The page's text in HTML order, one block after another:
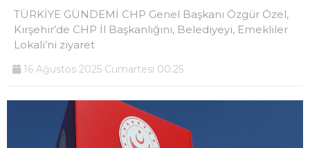
TÜRKİYE GÜNDEMİ CHP Genel Başkanı Özgür Özel,
Kırşehir’de CHP İl Başkanlığını, Belediyeyi, Emekliler
Lokali’ni ziyaret
16 Ağustos 2025 Cumartesi 00:25